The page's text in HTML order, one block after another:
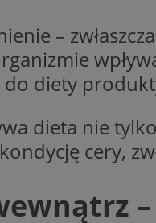
–
diety
dieta nie
cery,
_clsk
test_cookie
ROLLOUT_TOKEN